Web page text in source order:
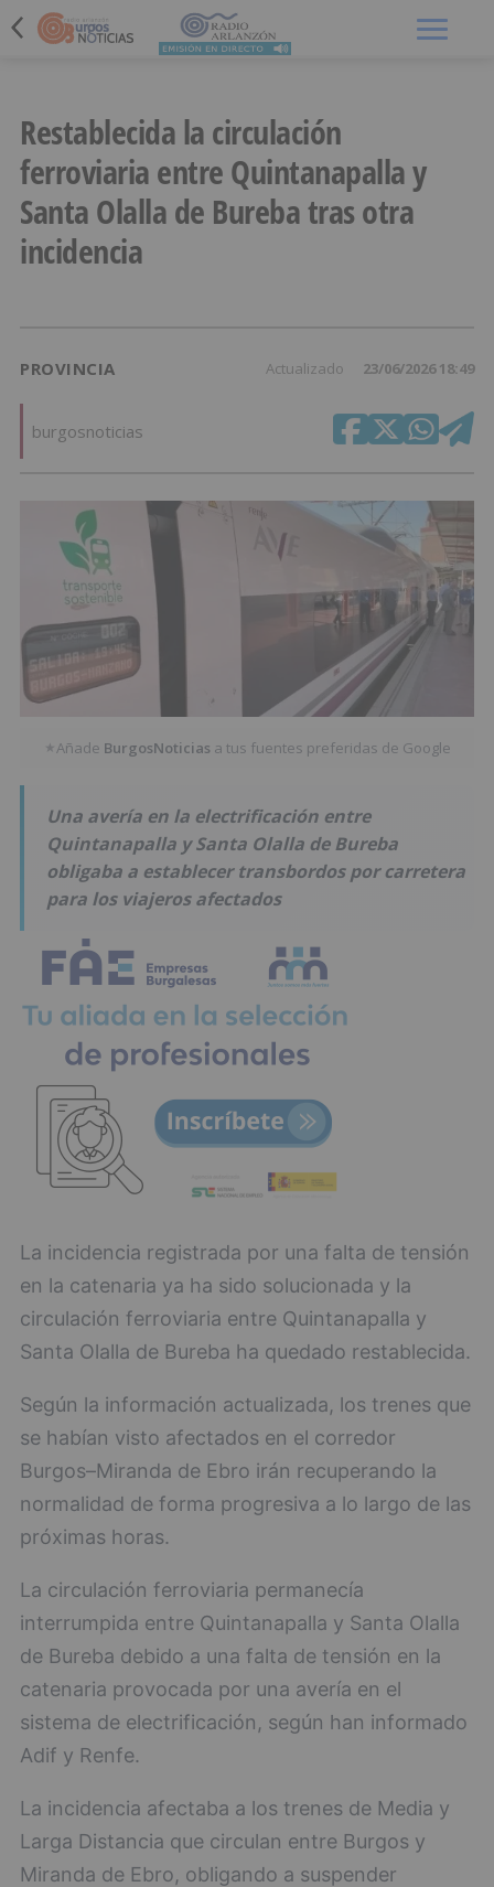
Restablecida la circulación
ferroviaria entre Quintanapalla y
Santa Olalla de Bureba tras otra
incidencia
PROVINCIA Actualizado 23/06/2026 18:49
burgosnoticias
★Añade BurgosNoticias a tus fuentes preferidas de Google
Una avería en la electrificación entre
Quintanapalla y Santa Olalla de Bureba
obligaba a establecer transbordos por carretera
para los viajeros afectados
La incidencia registrada por una falta de tensión
en la catenaria ya ha sido solucionada y la
circulación ferroviaria entre Quintanapalla y
Santa Olalla de Bureba ha quedado restablecida.
Según la información actualizada, los trenes que
se habían visto afectados en el corredor
Burgos–Miranda de Ebro irán recuperando la
normalidad de forma progresiva a lo largo de las
próximas horas.
La circulación ferroviaria permanecía
interrumpida entre Quintanapalla y Santa Olalla
de Bureba debido a una falta de tensión en la
catenaria provocada por una avería en el
sistema de electrificación, según han informado
Adif y Renfe.
La incidencia afectaba a los trenes de Media y
Larga Distancia que circulan entre Burgos y
Miranda de Ebro, obligando a suspender